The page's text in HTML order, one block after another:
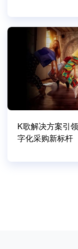
K歌解决方案引
字化采购新标杆